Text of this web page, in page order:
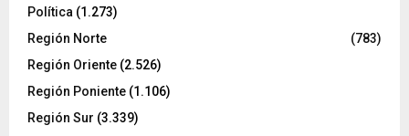
Política (1.273)
Región Norte
(783)
Región Oriente (2.526)
Región Poniente (1.106)
Región Sur (3.339)